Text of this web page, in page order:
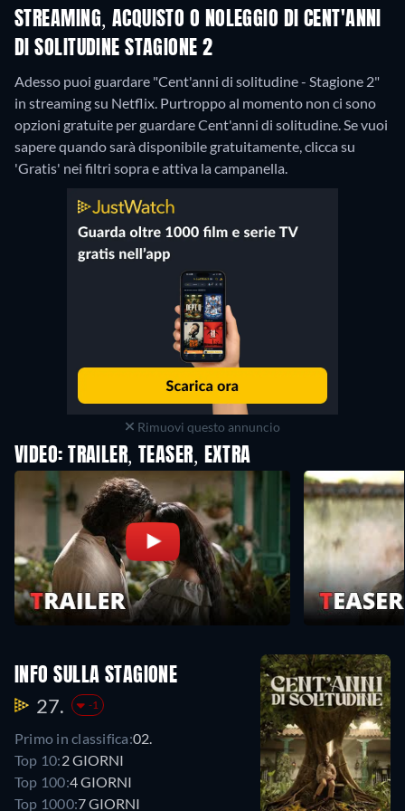
STREAMING, ACQUISTO O NOLEGGIO DI CENT'ANNI
DI SOLITUDINE STAGIONE 2
Adesso puoi guardare "Cent'anni di solitudine - Stagione 2"
in streaming su Netflix. Purtroppo al momento non ci sono
opzioni gratuite per guardare Cent'anni di solitudine. Se vuoi
sapere quando sarà disponibile gratuitamente, clicca su
'Gratis' nei filtri sopra e attiva la campanella.
Rimuovi questo annuncio
VIDEO: TRAILER, TEASER, EXTRA
INFO SULLA STAGIONE
27. -1
Primo in classifica:02.
Top 10:2 GIORNI
Top 100:4 GIORNI
Top 1000:7 GIORNI